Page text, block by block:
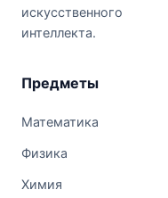
искусственного
интеллекта.
Предметы
Математика
Физика
Химия